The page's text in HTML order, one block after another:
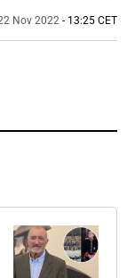
Nov 2022 - 13:25 CET